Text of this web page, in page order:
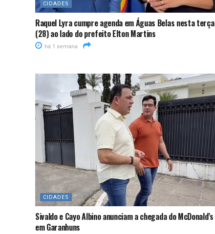
CIDADES
Raquel Lyra cumpre agenda em Águas Belas nesta terça
(28) ao lado do prefeito Elton Martins
há 1 semana
CIDADES
Sivaldo e Cayo Albino anunciam a chegada do McDonald’s
em Garanhuns